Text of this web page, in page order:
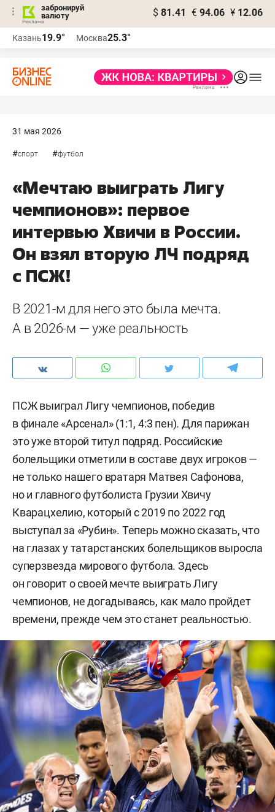
забронируй
валюту
$ 81.41 € 94.06 ¥ 12.06
Казань19.9° Москва25.3°
31 мая 2026
#спорт #футбол
«Мечтаю выиграть Лигу
чемпионов»: первое
интервью Хвичи в России.
Он взял вторую ЛЧ подряд
с ПСЖ!
В 2021-м для него это была мечта.
А в 2026-м — уже реальность
ПСЖ выиграл Лигу чемпионов, победив
в финале «Арсенал» (1:1, 4:3 пен). Для парижан
это уже второй титул подряд. Российские
болельщики отметили в составе двух игроков —
не только нашего вратаря Матвея Сафонова,
но и главного футболиста Грузии Хвичу
Кварацхелию, который с 2019 по 2022 год
выступал за «Рубин». Теперь можно сказать, что
на глазах у татарстанских болельщиков выросла
суперзвезда мирового футбола. Здесь
он говорит о своей мечте выиграть Лигу
чемпионов, не догадываясь, как мало пройдет
времени, прежде чем это станет реальностью.